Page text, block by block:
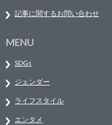
記事に関するお問い合わせ
MENU
SDGs
ジェンダー
ライフスタイル
エンタメ